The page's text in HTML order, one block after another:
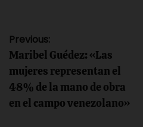
Navegación
de
entradas
Previous:
Maribel Guédez: «Las
mujeres representan el
48% de la mano de obra
en el campo venezolano»